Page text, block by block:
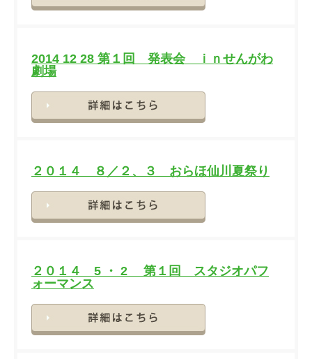
2014 12 28 第１回 発表会 ｉｎせんがわ
劇場
２０１４ ８／２、３ おらほ仙川夏祭り
２０１４ 5 ・ 2 第１回 スタジオパフ
ォーマンス